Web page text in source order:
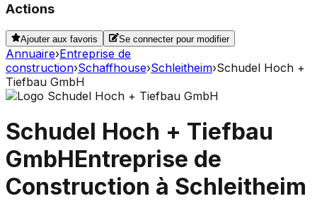
Actions
Ajouter aux favoris Se connecter pour modifier
Annuaire›Entreprise de
construction›Schaffhouse›Schleitheim›Schudel Hoch +
Tiefbau GmbH
Schudel Hoch + Tiefbau
GmbHEntreprise de
Construction à Schleitheim